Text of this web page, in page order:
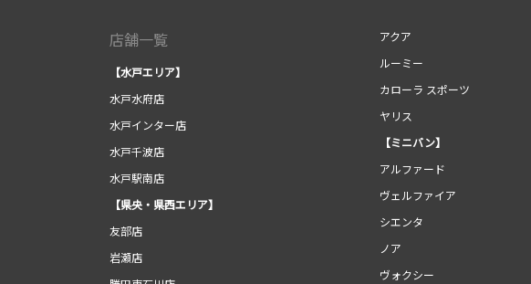
店舗一覧
【水戸エリア】
水戸水府店
水戸インター店
水戸千波店
水戸駅南店
【県央・県西エリア】
友部店
岩瀬店
アクア
ルーミー
カローラ スポーツ
ヤリス
【ミニバン】
アルファード
ヴェルファイア
シエンタ
ノア
ヴォクシー